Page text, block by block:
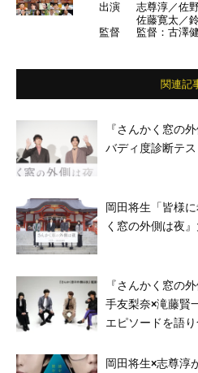
出演
志尊淳／佐
佐藤寛太／
椎名桔平／
監督 監督：古澤
関連記
『さんかく窓の
バディ度診断テ
岡田将生「皆様
く窓の外側は夜
『さんかく窓の
手友梨奈×滝藤賢
エピソードを語
岡田将生×志尊淳